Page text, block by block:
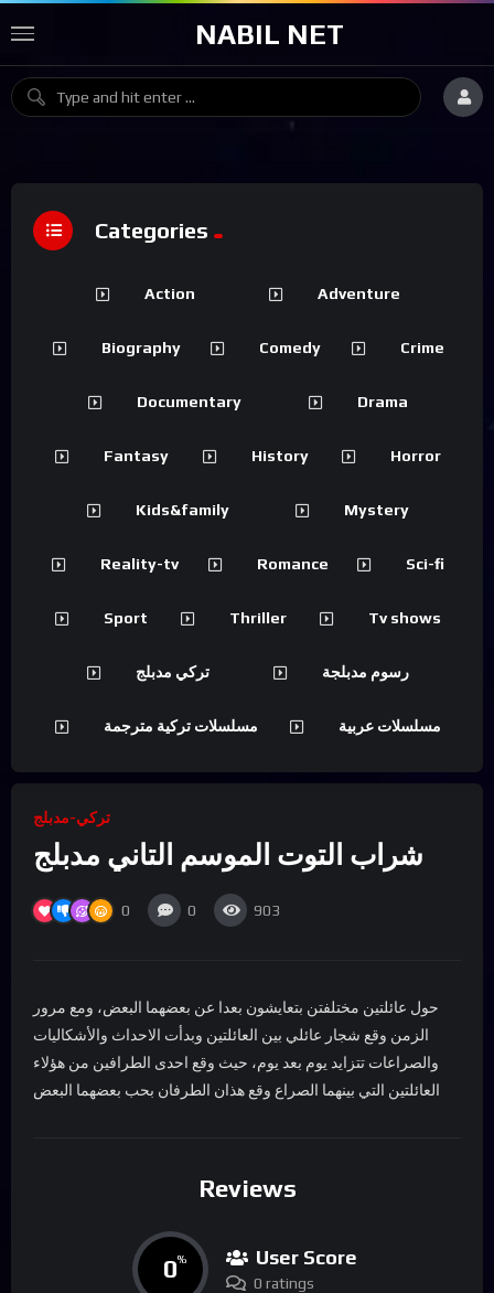
NABIL NET
تركي-مدبلج
شراب التوت الموسم التاني مدبلج
0 0 903
حول عائلتين مختلفتن بتعايشون بعدا عن بعضهما البعض، ومع مرور
الزمن وقع شجار عائلي بين العائلتين وبدأت الاحداث والأشكاليات
والصراعات تتزايد يوم بعد يوم، حيث وقع احدى الطرافين من هؤلاء
العائلتين التي بينهما الصراع وقع هذان الطرفان بحب بعضهما البعض
Reviews
0% User Score
0 ratings
Categories
Action Adventure
Biography Comedy Crime
Documentary Drama
Fantasy History Horror
Kids&family Mystery
Reality-tv Romance Sci-fi
Sport Thriller Tv shows
تركي مدبلج رسوم مدبلجة
مسلسلات تركية مترجمة مسلسلات عربية